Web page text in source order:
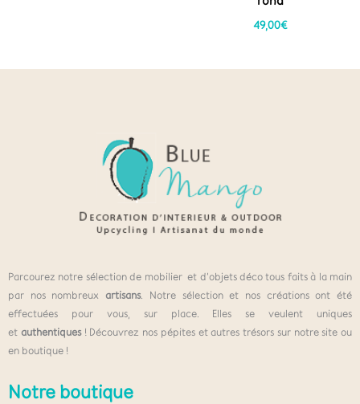
49,00€
Parcourez notre sélection de mobilier et d’objets déco tous faits à la main
par nos nombreuxartisans. Notre sélection et nos créations ont été
effectuées pour vous, sur place. Elles se veulent uniques
et authentiques! Découvrez nos pépites et autres trésors sur notre site ou
en boutique !
Notre boutique